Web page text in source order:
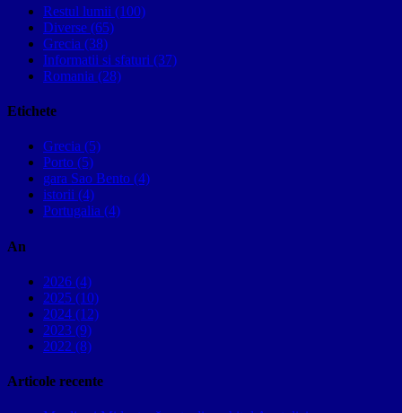
Restul lumii (100)
Diverse (65)
Grecia (38)
Informatii si sfaturi (37)
Romania (28)
Etichete
Grecia (5)
Porto (5)
gara Sao Bento (4)
istorii (4)
Portugalia (4)
An
2026 (4)
2025 (10)
2024 (12)
2023 (9)
2022 (8)
Articole recente